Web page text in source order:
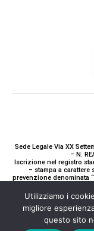
Sede Legale Via XX
– N.
Iscrizione nel registro
– stampa a
prevenzione denominata
Paola Gavarone.
Utilizziamo i
migliore
questo sito